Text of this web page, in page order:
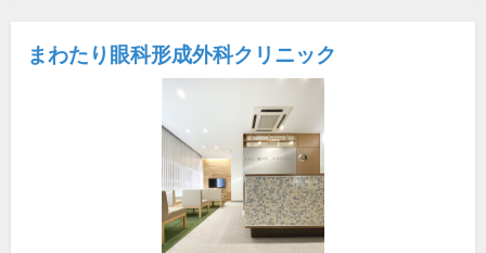
まわたり眼科形成外科クリニック